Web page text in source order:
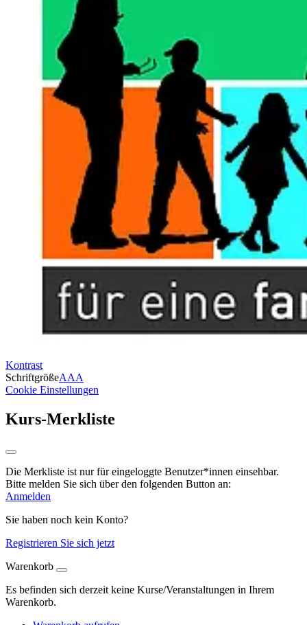
Kontrast
SchriftgrößeAAA
Cookie Einstellungen
Kurs-Merkliste
Die Merkliste ist nur für eingeloggte Benutzer*innen einsehbar.
Bitte melden Sie sich über den folgenden Button an:
Anmelden
Sie haben noch kein Konto?
Registrieren Sie sich jetzt
Warenkorb
Es befinden sich derzeit keine Kurse/Veranstaltungen in Ihrem
Warenkorb.